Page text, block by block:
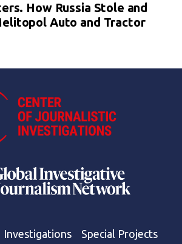
How Russia Stole and
Auto and Tractor
Investigations Special Projects